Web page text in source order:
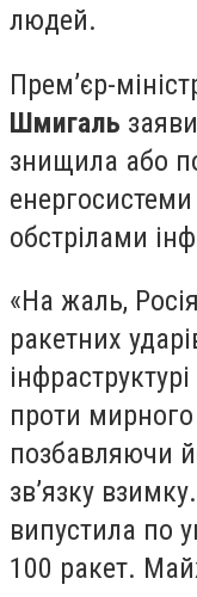
людей.
Прем’єр-
Шмигаль
знищила або
обстрілами
«На жаль,
ракетних
проти
позбавляючи
зв’язку
випустила по
100 ракет.